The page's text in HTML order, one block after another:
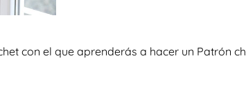
con el que aprenderás a hacer un Patrón